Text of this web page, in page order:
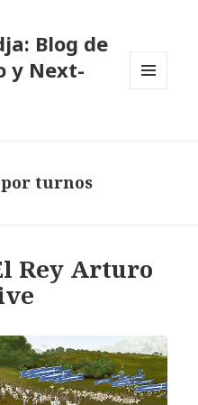
Blog de
y Next-
turnos
Rey Arturo